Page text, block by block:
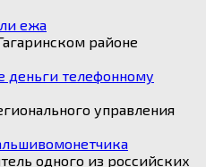
ежа
районе
деньги телефонному
управления
одного из российских